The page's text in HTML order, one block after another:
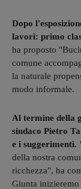
Dopo
lavori: primo
ha proposto
comune
la naturale
modo informale.
Al termine della
sindaco Pietro
e i suggerimenti.
della nostra
ricchezza", ha
Giunta inizieremo